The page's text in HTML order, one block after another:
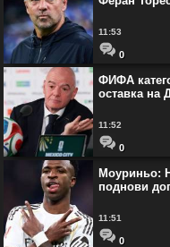
11:53
0
ФИФА
оставка на
11:52
0
Моуриньо:
поднови
11:51
0